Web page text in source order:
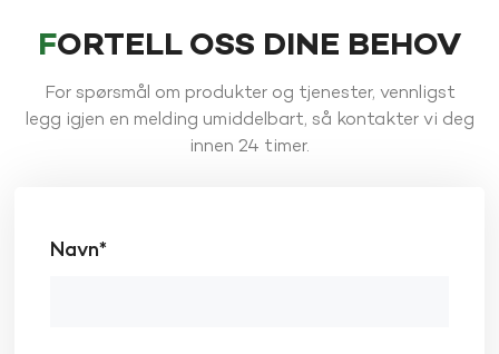
FORTELL OSS DINE BEHOV
For spørsmål om produkter og tjenester, vennligst
legg igjen en melding umiddelbart, så kontakter vi deg
innen 24 timer.
Navn*